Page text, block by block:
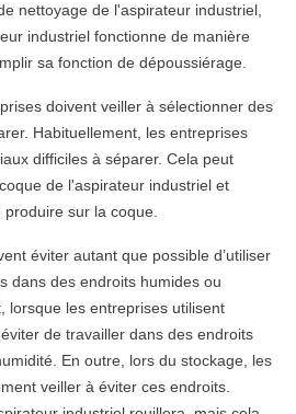
nettoyage de l'aspirateur industriel,
industriel fonctionne de manière
sa fonction de dépoussiérage.
doivent veiller à sélectionner des
Habituellement, les entreprises
difficiles à séparer. Cela peut
de l'aspirateur industriel et
sur la coque.
éviter autant que possible d’utiliser
dans des endroits humides ou
lorsque les entreprises utilisent
de travailler dans des endroits
En outre, lors du stockage, les
veiller à éviter ces endroits.